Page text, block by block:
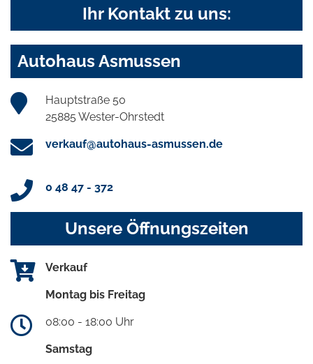
Ihr Kontakt zu uns:
Autohaus Asmussen
Hauptstraße 50
25885 Wester-Ohrstedt
verkauf@autohaus-asmussen.de
0 48 47 - 372
Unsere Öffnungszeiten
Verkauf
Montag bis Freitag
08:00 - 18:00 Uhr
Samstag